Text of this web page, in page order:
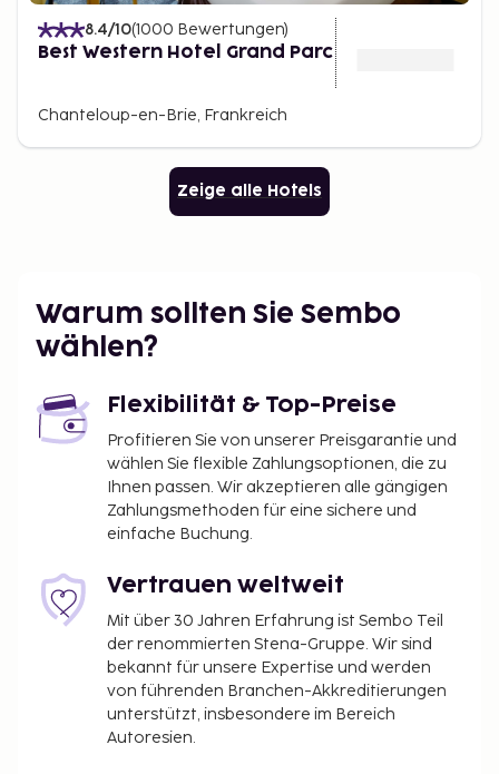
8.4/10(1000 Bewertungen)
Best Western Hotel Grand Parc
Chanteloup-en-Brie, Frankreich
Zeige alle Hotels
Warum sollten Sie Sembo
wählen?
Flexibilität & Top-Preise
Profitieren Sie von unserer Preisgarantie und
wählen Sie flexible Zahlungsoptionen, die zu
Ihnen passen. Wir akzeptieren alle gängigen
Zahlungsmethoden für eine sichere und
einfache Buchung.
Vertrauen weltweit
Mit über 30 Jahren Erfahrung ist Sembo Teil
der renommierten Stena-Gruppe. Wir sind
bekannt für unsere Expertise und werden
von führenden Branchen-Akkreditierungen
unterstützt, insbesondere im Bereich
Autoresien.